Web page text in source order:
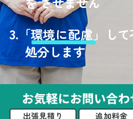
3. 「環境に配慮」
し
処分します
お気軽にお問い合わ
出張見積り 追加料金